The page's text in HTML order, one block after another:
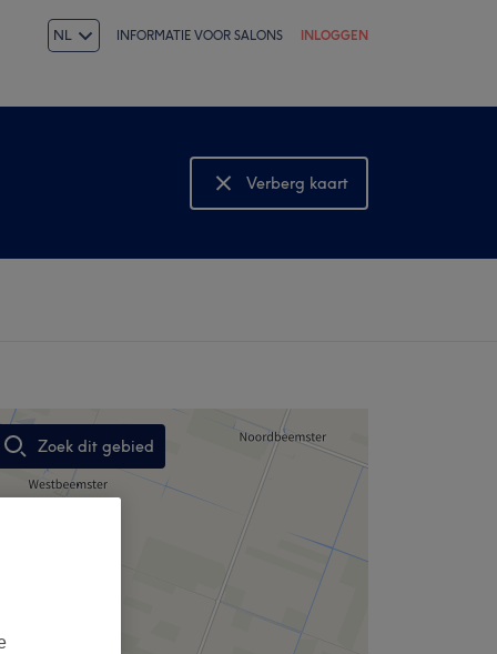
NL INFORMATIE VOOR SALONS INLOGGEN
Verberg kaart
Bekijk kaart
Zoek dit gebied
,